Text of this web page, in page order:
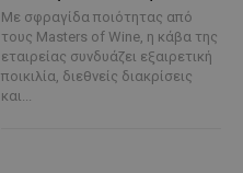
Με σφραγίδα ποιότητας από
τους Masters of Wine, η κάβα της
εταιρείας συνδυάζει εξαιρετική
ποικιλία, διεθνείς διακρίσεις
και...